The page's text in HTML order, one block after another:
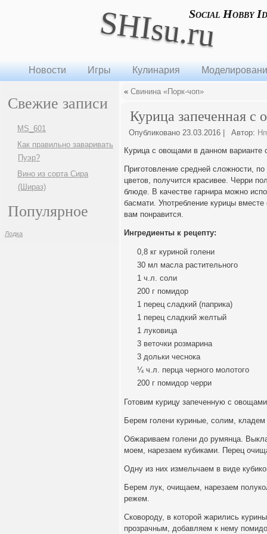
SHIsu.ruSocial Hobby
Новости Игры Кулинария
Свежие записи
MS_601
Как правильно заваривать
Пуэр?
Вино из сорта Сира
(Шираз)
Популярное
Лодка
« Свинина «Порк-чоп»
Курица запеченная с
Опубликовано 23.03.2016 Автор:
Курица с овощами в данном варианте
Приготовление средней сложности,
цветов, получится красивее. Черри
блюде. В качестве гарнира можно
басмати. Употребление курицы
вам понравится.
Ингредиенты к рецепту:
0,8 кг куриной голени
30 мл масла растительного
1 ч.л. соли
200 г помидор
1 перец сладкий (паприка)
1 перец сладкий желтый
1 луковица
3 веточки розмарина
3 дольки чеснока
¼ ч.л. перца черного молотого
200 г помидор черри
Готовим курицу запеченную с овощами
Берем голени куриные, солим,
Обжариваем голени до румянца.
моем, нарезаем кубиками. Перец
Одну из них измельчаем в виде
Берем лук, очищаем, нарезаем
режем.
Сковороду, в которой жарились
прозрачным, добавляем к нему